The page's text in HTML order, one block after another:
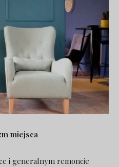
miejsca
i generalnym remoncie